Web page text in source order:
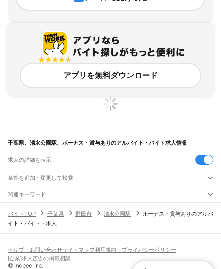
アプリを無料ダウンロード
千葉県、清水公園駅、ボーナス・賞与ありのアルバイト・バイト求人情報
求人の詳細を表示
条件を追加・変更して検索
市区町村を追加・変更
千葉県すべて
千葉市 すべて
旭市習志野市柏市勝浦市市原市流山市八千代市我孫子市鴨川市鎌ケ谷市
君津市富津市浦安市 印西市白井市富里市南房総市
駅を追加・変更
JR中央・総武線
市川駅本八幡駅下総中山駅 津田沼駅
幕張駅
新検見川駅
職種を追加・変更
飲食・フードサービスすべて
ホールスタッフキッチンスタッフ
パン屋（ベーカリー）
バー（BAR）・バーテンダー
人気
日払いOK高校生歓迎 髪型・髪色自由
雇用形態を追加・変更
関連キーワード
バイトTOP
千葉県 野田市 清水公園駅
ボーナス・賞与ありのアルバ
イト・バイト・求人
ヘルプ・お問い合わせサイトマップ利用規約・プライバシーポリシー
[企業]求人広告の掲載相談